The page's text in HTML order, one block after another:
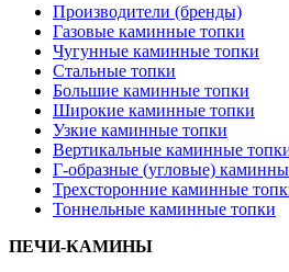
Производители (бренды)
Газовые каминные топки
Чугунные каминные топки
Стальные топки
Большие каминные топки
Широкие каминные топки
Узкие каминные топки
Вертикальные каминные
Г-образные (угловые)
Трехсторонние каминные
Тоннельные каминные топки
ПЕЧИ-КАМИНЫ